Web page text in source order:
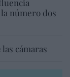
número dos
cámaras